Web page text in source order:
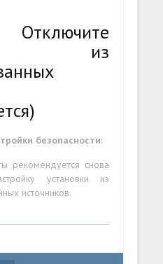
из
безопасности:
рекомендуется снова
установки из
источников.